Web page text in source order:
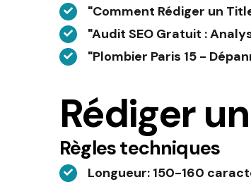
"Comment Rédiger un
"Audit SEO Gratuit :
"Plombier Paris 15 -
Rédiger
Règles techniques
Longueur: 150-160